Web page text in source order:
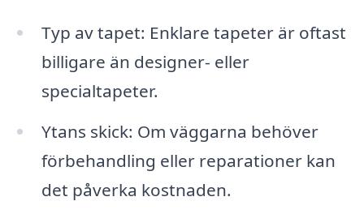
Typ av tapet: Enklare tapeter är oftast
billigare än designer- eller
specialtapeter.
Ytans skick: Om väggarna behöver
förbehandling eller reparationer kan
det påverka kostnaden.